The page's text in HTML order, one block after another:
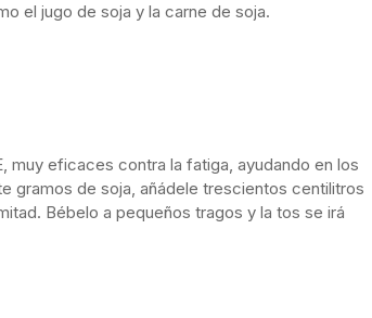
el jugo de soja y la carne de soja.
muy eficaces contra la fatiga, ayudando en los
gramos de soja, añádele trescientos centilitros
Bébelo a pequeños tragos y la tos se irá